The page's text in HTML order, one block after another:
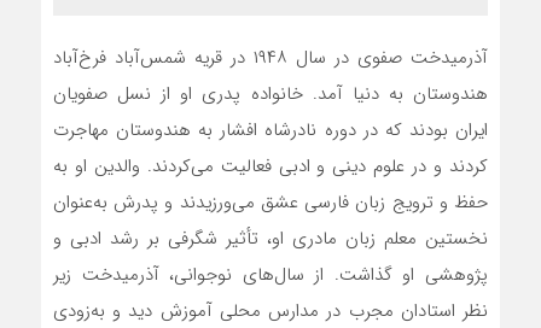
آذرمیدخت صفوی در سال ۱۹۴۸ در قریه شمس‌آباد فرخ‌آباد
هندوستان به دنیا آمد. خانواده پدری او از نسل صفویان
ایران بودند که در دوره نادرشاه افشار به هندوستان مهاجرت
کردند و در علوم دینی و ادبی فعالیت می‌کردند. والدین او به
حفظ و ترویج زبان فارسی عشق می‌ورزیدند و پدرش به‌عنوان
نخستین معلم زبان مادری او، تأثیر شگرفی بر رشد ادبی و
پژوهشی او گذاشت. از سال‌های نوجوانی، آذرمیدخت زیر
نظر استادان مجرب در مدارس محلی آموزش دید و به‌زودی